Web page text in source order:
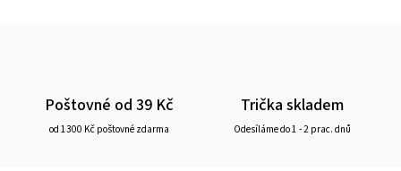
Poštovné od 39 Kč
od 1300 Kč poštovné zdarma
Trička skladem
Odesíláme do 1 - 2 prac. dnů